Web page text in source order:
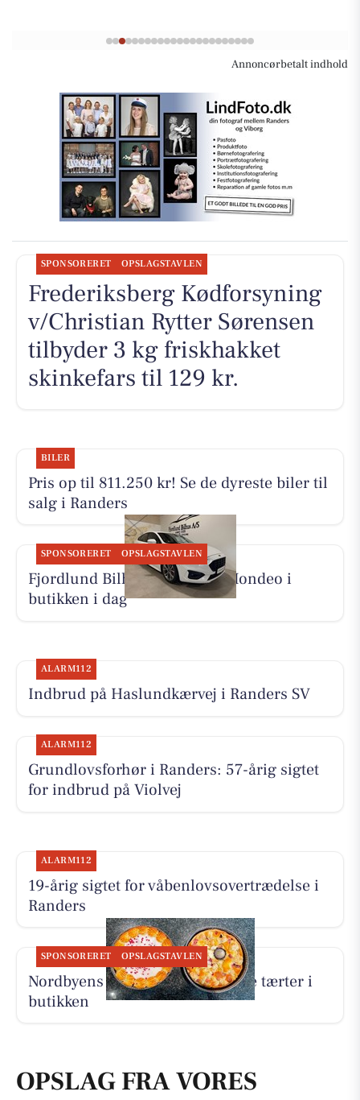
Annoncørbetalt indhold
SPONSORERET OPSLAGSTAVLEN
Frederiksberg Kødforsyning
v/Christian Rytter Sørensen
tilbyder 3 kg friskhakket
skinkefars til 129 kr.
BILER
Pris op til 811.250 kr! Se de dyreste biler til
salg i Randers
SPONSORERET OPSLAGSTAVLEN
Fjordlund Bilhus viser Ford Mondeo i
butikken i dag
ALARM112
Indbrud på Haslundkærvej i Randers SV
ALARM112
Grundlovsforhør i Randers: 57-årig sigtet
for indbrud på Violvej
ALARM112
19-årig sigtet for våbenlovsovertrædelse i
Randers
SPONSORERET OPSLAGSTAVLEN
Nordbyens Bageri har fået to nye tærter i
butikken
OPSLAG FRA VORES